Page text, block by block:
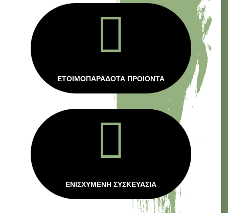

ΕΤΟΙΜΟΠΑΡΑΔΟΤΑ ΠΡΟΙΟΝΤΑ

ΕΝΙΣΧΥΜΕΝΗ ΣΥΣΚΕΥΑΣΙΑ